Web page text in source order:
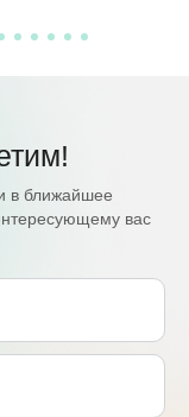
в ближайшее
вас